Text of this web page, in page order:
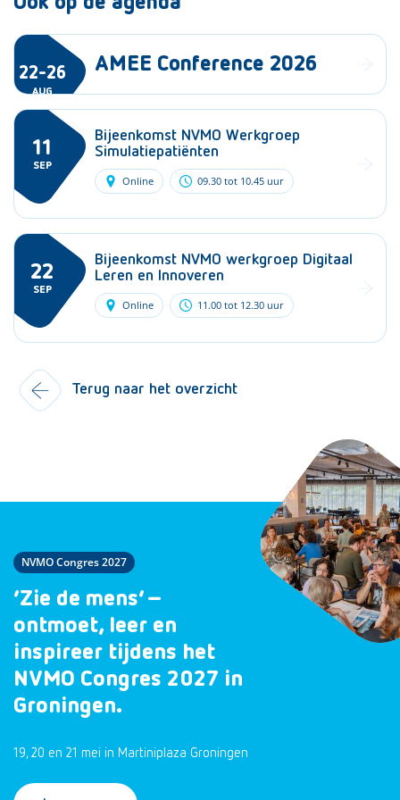
22-26
AUG
AMEE Conference 2026
11
SEP
Bijeenkomst NVMO Werkgroep
Simulatiepatiënten
Online 09.30 tot 10.45 uur
22
SEP
Bijeenkomst NVMO werkgroep Digitaal
Leren en Innoveren
Online 11.00 tot 12.30 uur
Terug naar het overzicht
NVMO Congres 2027
‘Zie de mens’ –
ontmoet, leer en
inspireer tijdens het
NVMO Congres 2027 in
Groningen.
19, 20 en 21 mei in Martiniplaza Groningen